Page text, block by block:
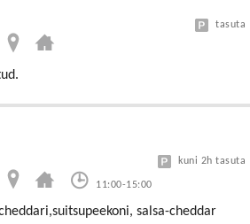
tasuta
11:00-15:00
kuni 2h tasuta
salsa-cheddar